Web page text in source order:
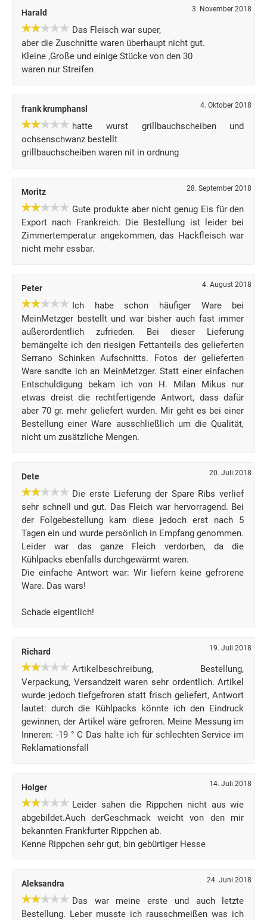
Harald 3. November 2018
Das Fleisch war super,
aber die Zuschnitte waren überhaupt nicht gut.
Kleine ,Große und einige Stücke von den 30
waren nur Streifen
frank krumphansl 4. Oktober 2018
hatte wurst grillbauchscheiben und
ochsenschwanz bestellt
grillbauchscheiben waren nit in ordnung
Moritz 28. September 2018
Gute produkte aber nicht genug Eis für den
Export nach Frankreich. Die Bestellung ist leider bei
Zimmertemperatur angekommen, das Hackfleisch war
nicht mehr essbar.
Peter 4. August 2018
Ich habe schon häufiger Ware bei
MeinMetzger bestellt und war bisher auch fast immer
außerordentlich zufrieden. Bei dieser Lieferung
bemängelte ich den riesigen Fettanteils des gelieferten
Serrano Schinken Aufschnitts. Fotos der gelieferten
Ware sandte ich an MeinMetzger. Statt einer einfachen
Entschuldigung bekam ich von H. Milan Mikus nur
etwas dreist die rechtfertigende Antwort, dass dafür
aber 70 gr. mehr geliefert wurden. Mir geht es bei einer
Bestellung einer Ware ausschließlich um die Qualität,
nicht um zusätzliche Mengen.
Dete 20. Juli 2018
Die erste Lieferung der Spare Ribs verlief
sehr schnell und gut. Das Fleich war hervorragend. Bei
der Folgebestellung kam diese jedoch erst nach 5
Tagen ein und wurde persönlich in Empfang genommen.
Leider war das ganze Fleich verdorben, da die
Kühlpacks ebenfalls durchgewärmt waren.
Die einfache Antwort war: Wir liefern keine gefrorene
Ware. Das wars!
Schade eigentlich!
Richard 19. Juli 2018
Artikelbeschreibung, Bestellung,
Verpackung, Versandzeit waren sehr ordentlich. Artikel
wurde jedoch tiefgefroren statt frisch geliefert, Antwort
lautet: durch die Kühlpacks könnte ich den Eindruck
gewinnen, der Artikel wäre gefroren. Meine Messung im
Inneren: -19 ° C Das halte ich für schlechten Service im
Reklamationsfall
Holger 14. Juli 2018
Leider sahen die Rippchen nicht aus wie
abgebildet.Auch derGeschmack weicht von den mir
bekannten Frankfurter Rippchen ab.
Kenne Rippchen sehr gut, bin gebürtiger Hesse
Aleksandra 24. Juni 2018
Das war meine erste und auch letzte
Bestellung. Leber musste ich rausschmeißen was ich